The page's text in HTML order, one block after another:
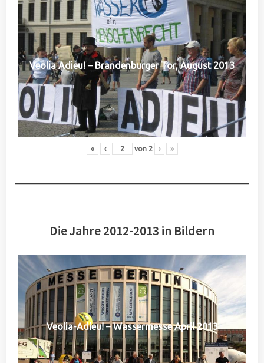
Veolia Adieu! – Brandenburger Tor, August 2013
« ‹ von 2 › »
Die Jahre 2012-2013 in Bildern
Veolia-Adieu! – Wassermesse April 2013